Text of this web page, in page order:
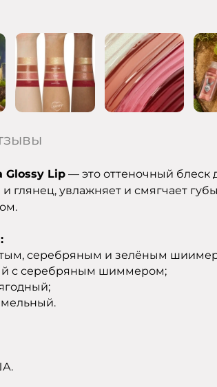
Glossy Lip — это оттеночный
глянец, увлажняет и смягчает
серебряным и зелёным
с серебряным шиммером;